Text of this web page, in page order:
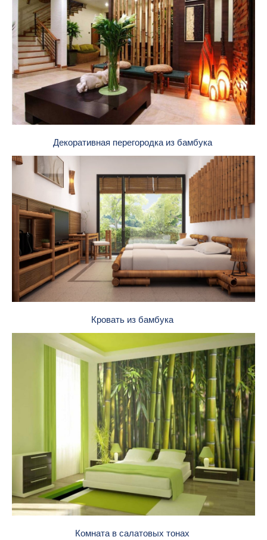
Декоративная перегородка из бамбука
Кровать из бамбука
Комната в салатовых тонах